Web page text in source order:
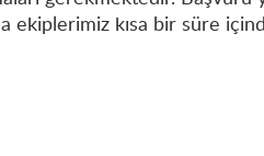
ekiplerimiz kısa bir süre